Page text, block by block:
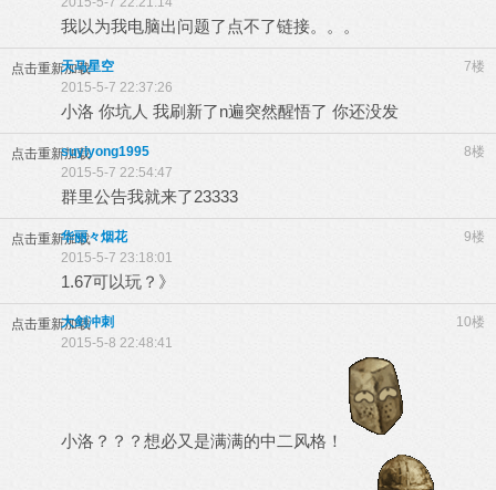
我以为我电脑出问题了点不了链接。。。
点击重新加载 7楼
天马星空
2015-5-7 22:37:26
小洛 你坑人 我刷新了n遍突然醒悟了 你还没发
点击重新加载 8楼
suyiyong1995
2015-5-7 22:54:47
群里公告我就来了23333
点击重新加载 9楼
华丽々烟花
2015-5-7 23:18:01
1.67可以玩？》
点击重新加载 10楼
大剑冲刺
2015-5-8 22:48:41
小洛？？？想必又是满满的中二风格！